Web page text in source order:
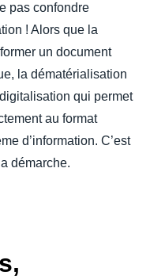
pas confondre
! Alors que la
un document
la dématérialisation
qui permet
au format
d’information. C’est
démarche.